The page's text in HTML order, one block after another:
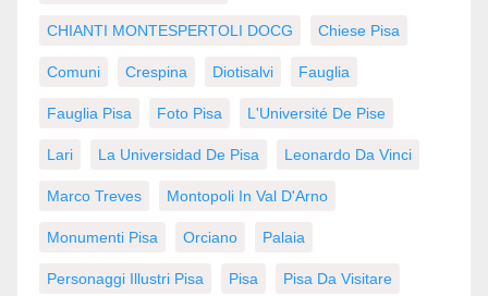
CHIANTI MONTESPERTOLI DOCG Chiese Pisa
Comuni Crespina Diotisalvi Fauglia
Fauglia Pisa Foto Pisa L'Université De Pise
Lari La Universidad De Pisa Leonardo Da Vinci
Marco Treves Montopoli In Val D'Arno
Monumenti Pisa Orciano Palaia
Personaggi Illustri Pisa Pisa Pisa Da Visitare